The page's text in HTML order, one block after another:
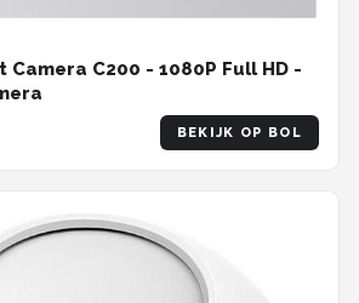
Camera C200 - 1080P Full HD -
BEKIJK OP BOL